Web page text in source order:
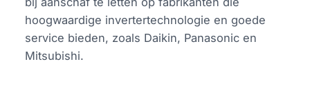
hoogwaardige invertertechnologie en goede
service bieden, zoals Daikin, Panasonic en
Mitsubishi.